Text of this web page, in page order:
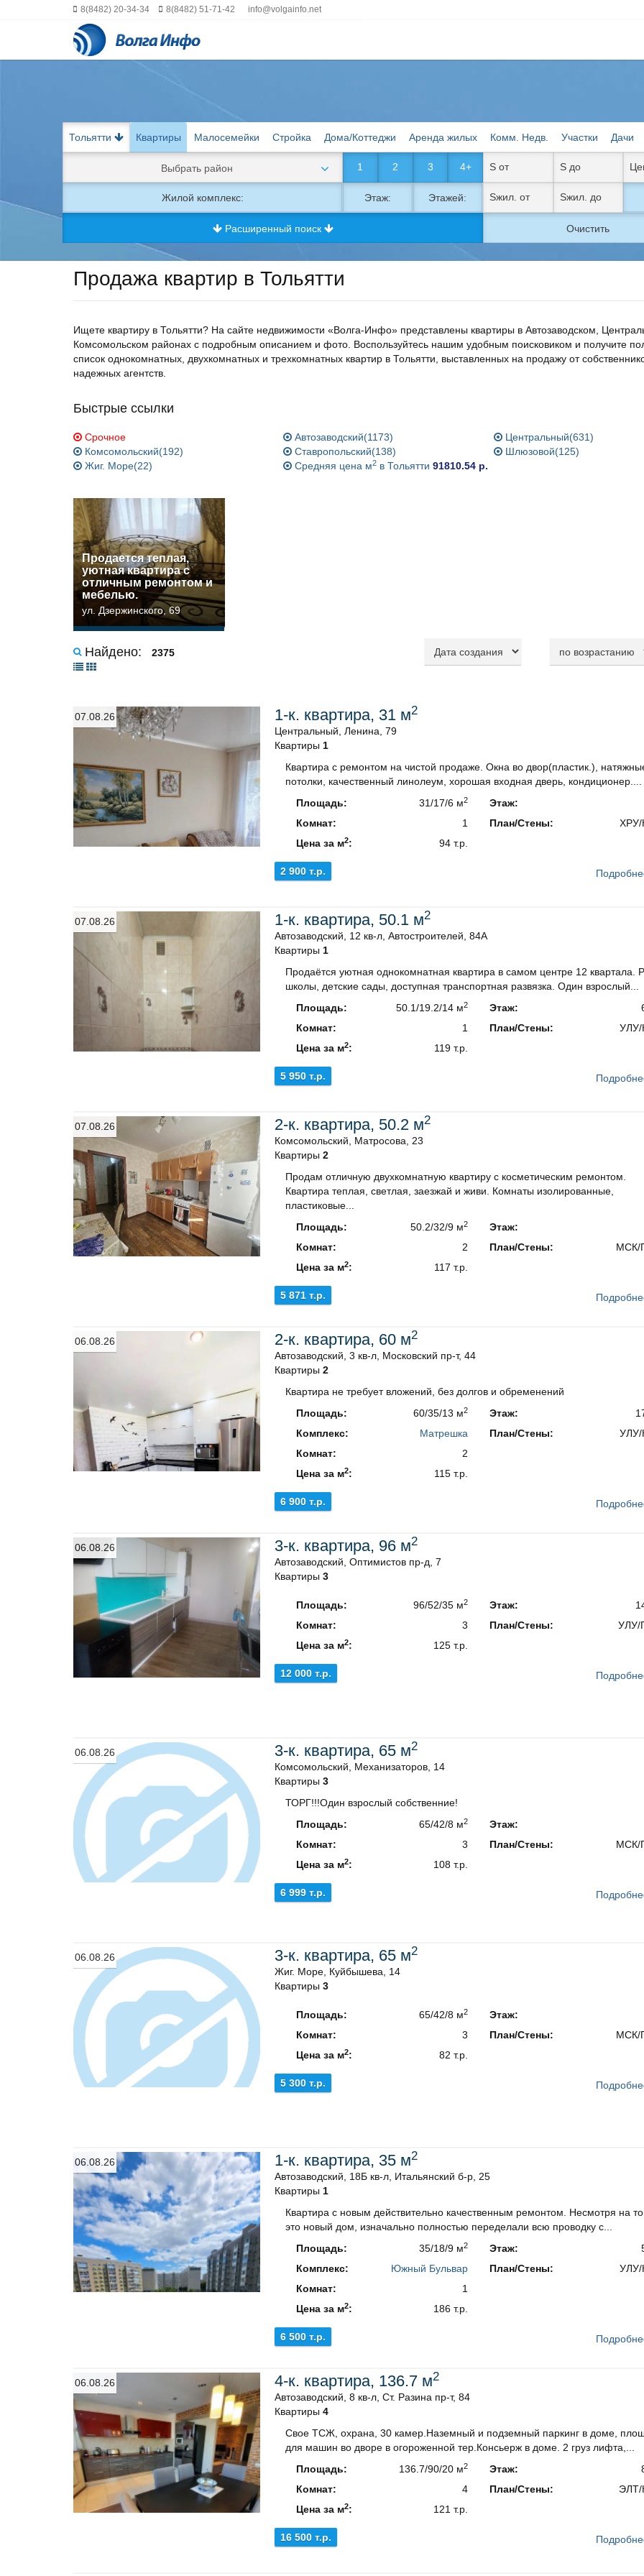
8(8482) 20-34-34 8(8482) 51-71-42 info@volgainfo.net
Тольятти Квартиры Малосемейки Стройка Дома/Коттеджи Аренда жилых Комм. Недв. Участки Дачи
Выбрать район
Жилой комплекс:
1 2 3 4+
Этаж: Этажей:
Расширенный поиск Очистить
Продажа квартир в Тольятти
Ищете квартиру в Тольятти? На сайте недвижимости «Волга-Инфо» представлены квартиры в Автозаводском,
Комсомольском районах с подробным описанием и фото. Воспользуйтесь нашим удобным поисковиком и получите
список однокомнатных, двухкомнатных и трехкомнатных квартир в Тольятти, выставленных на продажу от
надежных агентств.
Быстрые ссылки
Срочное Автозаводский(1173)
Центральный(631)
Комсомольский(192)
Ставропольский(138)
Шлюзовой(125)
Жиг. Море(22)
Средняя цена м2 в Тольятти91810.54 р.
Прoдaетcя тeплая,
уютная квартира c
отличным pемoнтом и
мeбeлью.
ул. Дзержинского, 69
Найдено: 2375
07.08.26 1-к. квартира, 31 м2
Центральный, Ленина, 79
Квартиры 1
Квартира с ремонтом на чистой продаже. Окна во двор(пластик.),
потолки, качественный линолеум, хорошая входная дверь, кондиционер....
Площадь:
31/17/6 м2
Комнат:
1
Цена за м2: 94 т.р.
Этаж:
План/Стены:
ХРУ/
2 900 т.р.
07.08.26 1-к. квартира, 50.1 м2
Автозаводский, 12 кв-л, Автостроителей, 84А
Квартиры 1
Продаётся уютная однокомнатная квартира в самом центре 12 квартала.
школы, детские сады, доступная транспортная развязка. Один взрослый...
Площадь:
50.1/19.2/14 м2
Комнат:
1
Цена за м2: 119 т.р.
Этаж:
План/Стены:
УЛУ/
5 950 т.р.
07.08.26 2-к. квартира, 50.2 м2
Комсомольский, Матросова, 23
Квартиры 2
Продам отличную двухкомнатную квартиру с косметическим ремонтом.
Квартира теплая, светлая, заезжай и живи. Комнаты изолированные,
пластиковые...
Площадь:
50.2/32/9 м2
Комнат:
2
Цена за м2: 117 т.р.
Этаж:
План/Стены:
МСК/
5 871 т.р.
06.08.26 2-к. квартира, 60 м2
Автозаводский, 3 кв-л, Московский пр-т, 44
Квартиры 2
Квартира не требует вложений, без долгов и обременений
Площадь:
60/35/13 м2
Комплекс:
Матрешка
Комнат:
2
Цена за м2: 115 т.р.
Этаж:
План/Стены:
УЛУ/
6 900 т.р.
06.08.26 3-к. квартира, 96 м2
Автозаводский, Оптимистов пр-д, 7
Квартиры 3
Площадь: 96/52/35 м2
Комнат:
3
Цена за м2: 125 т.р.
Этаж:
План/Стены:
УЛУ/
12 000 т.р.
06.08.26 3-к. квартира, 65 м2
Комсомольский, Механизаторов, 14
Квартиры 3
ТОРГ!!!Один взрослый собственние!
Площадь:
65/42/8 м2
Комнат:
3
Цена за м2: 108 т.р.
Этаж:
План/Стены:
МСК/
6 999 т.р.
06.08.26 3-к. квартира, 65 м2
Жиг. Море, Куйбышева, 14
Квартиры 3
Площадь: 65/42/8 м2
Комнат:
3
Цена за м2: 82 т.р.
Этаж:
План/Стены:
МСК/
5 300 т.р.
06.08.26 1-к. квартира, 35 м2
Автозаводский, 18Б кв-л, Итальянский б-р, 25
Квартиры 1
Квартира с новым действительно качественным ремонтом. Несмотря на
это новый дом, изначально полностью переделали всю проводку с...
Площадь:
35/18/9 м2
Комплекс:
Южный Бульвар
Комнат:
1
Цена за м2: 186 т.р.
Этаж:
План/Стены:
УЛУ/
6 500 т.р.
06.08.26 4-к. квартира, 136.7 м2
Автозаводский, 8 кв-л, Ст. Разина пр-т, 84
Квартиры 4
Свое ТСЖ, охрана, 30 камер.Наземный и подземный паркинг в доме,
для машин во дворе в огороженной тер.Консьерж в доме. 2 груз лифта,...
Площадь:
136.7/90/20 м2
Комнат:
4
Цена за м2: 121 т.р.
Этаж:
План/Стены:
ЭЛТ/
16 500 т.р.